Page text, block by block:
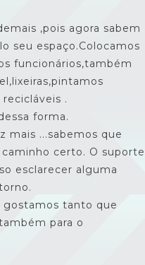
,pois agora sabem
seu espaço.Colocamos
funcionários,também
.
forma.
mais ...sabemos que
certo. O suporte
esclarecer alguma
gostamos tanto que
para o